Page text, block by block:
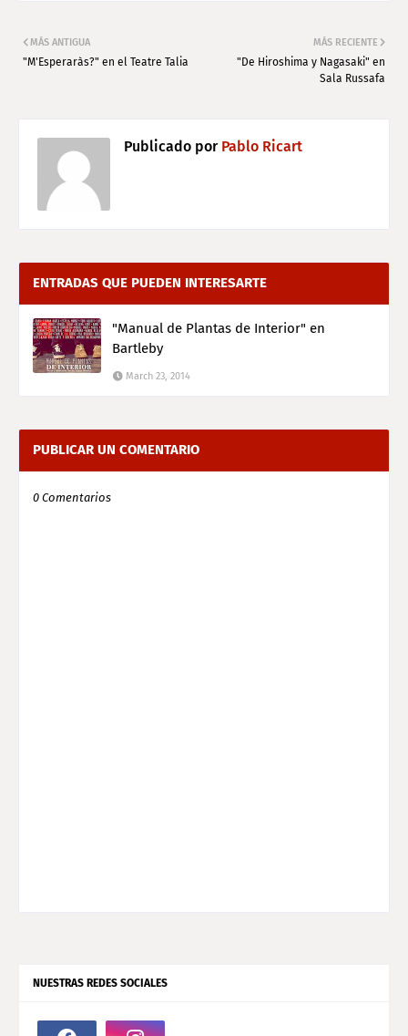
MÁS RECIENTE
"De Hiroshima y Nagasaki" en
Sala Russafa
MÁS ANTIGUA
"M'Esperaràs?" en el Teatre Talia
Publicado porPablo Ricart
ENTRADAS QUE PUEDEN INTERESARTE
"Manual de Plantas de Interior" en
Bartleby
March 23, 2014
PUBLICAR UN COMENTARIO
0 Comentarios
NUESTRAS REDES SOCIALES